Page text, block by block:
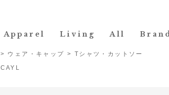
Apparel Living All Brand
> ウェア・キャップ > Tシャツ・カットソー
CAYL